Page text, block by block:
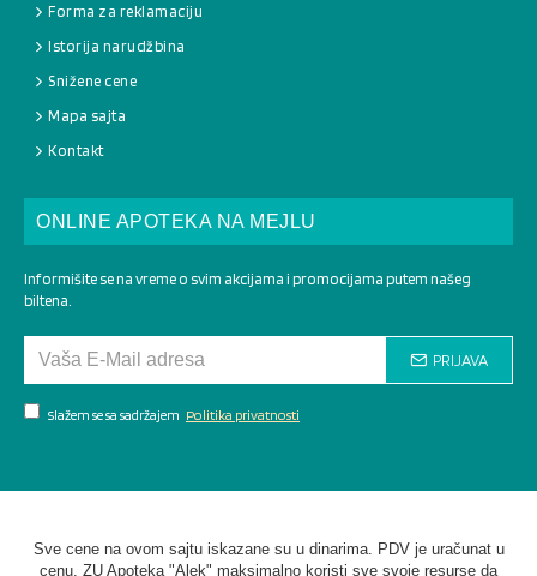
Forma za reklamaciju
Istorija narudžbina
Snižene cene
Mapa sajta
Kontakt
ONLINE APOTEKA NA MEJLU
Informišite se na vreme o svim akcijama i promocijama putem našeg
biltena.
PRIJAVA
Slažem se sa sadržajem Politika privatnosti
Sve cene na ovom sajtu iskazane su u dinarima. PDV je uračunat u
cenu. ZU Apoteka "Alek" maksimalno koristi sve svoje resurse da